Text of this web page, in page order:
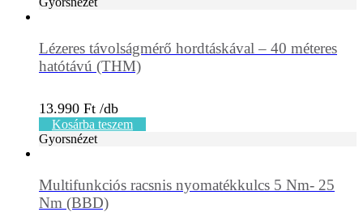
Lézeres távolságmérő hordtáskával – 40 méteres
hatótávú (THM)
13.990 Ft
Kosárba teszem
Gyorsnézet
Multifunkciós racsnis nyomatékkulcs 5 Nm- 25
Nm (BBD)